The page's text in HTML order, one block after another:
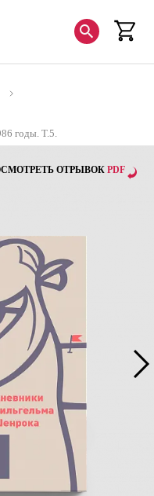
годы. Т.5.
ОТРЫВОК PDF